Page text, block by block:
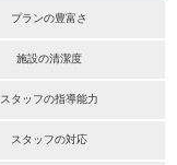
プランの豊富さ
施設の清潔度
スタッフの指導能力
スタッフの対応